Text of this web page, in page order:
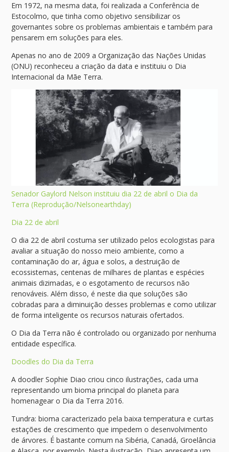
Em 1972, na mesma data, foi realizada a Conferência de
Estocolmo, que tinha como objetivo sensibilizar os
governantes sobre os problemas ambientais e também para
pensarem em soluções para eles.
Apenas no ano de 2009 a Organização das Nações Unidas
(ONU) reconheceu a criação da data e instituiu o Dia
Internacional da Mãe Terra.
Senador Gaylord Nelson instituiu dia 22 de abril o Dia da
Terra (Reprodução/Nelsonearthday)
Dia 22 de abril
O dia 22 de abril costuma ser utilizado pelos ecologistas para
avaliar a situação do nosso meio ambiente, como a
contaminação do ar, água e solos, a destruição de
ecossistemas, centenas de milhares de plantas e espécies
animais dizimadas, e o esgotamento de recursos não
renováveis. Além disso, é neste dia que soluções são
cobradas para a diminuição desses problemas e como utilizar
de forma inteligente os recursos naturais ofertados.
O Dia da Terra não é controlado ou organizado por nenhuma
entidade específica.
Doodles do Dia da Terra
A doodler Sophie Diao criou cinco ilustrações, cada uma
representando um bioma principal do planeta para
homenagear o Dia da Terra 2016.
Tundra: bioma caracterizado pela baixa temperatura e curtas
estações de crescimento que impedem o desenvolvimento
de árvores. É bastante comum na Sibéria, Canadá, Groelância